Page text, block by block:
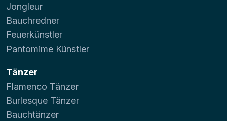
Jongleur
Bauchredner
Feuerkünstler
Pantomime Künstler
Tänzer
Flamenco Tänzer
Burlesque Tänzer
Bauchtänzer